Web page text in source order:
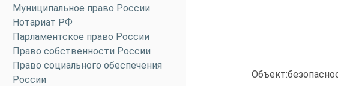
Муниципальное право России
Нотариат РФ
Парламентское право России
Право собственности России
Право социального обеспечения
России